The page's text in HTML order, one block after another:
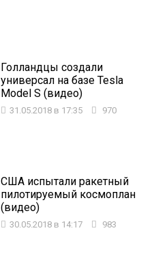
Голландцы создали
универсал на базе Tesla
Model S (видео)
31.05.2018 в 17:35 970
США испытали ракетный
пилотируемый космоплан
(видео)
30.05.2018 в 14:17 983